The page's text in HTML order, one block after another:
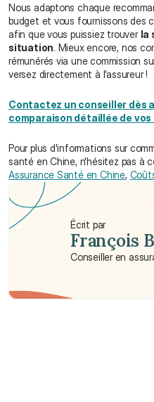
Nous adaptons chaque
budget et vous fournissons des
afin que vous puissiez trouver la
situation. Mieux encore, nos
rémunérés via une commission
versez directement à l’assureur !
Contactez un conseiller dès
comparaison détaillée de vos
Pour plus d'informations sur
Assurance Santé en Chine,
Écrit par
François
Conseiller en